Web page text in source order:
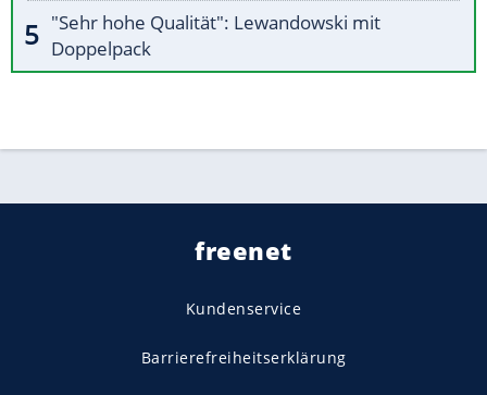
"Sehr hohe Qualität": Lewandowski mit
Doppelpack
freenet
Kundenservice
Barrierefreiheitserklärung